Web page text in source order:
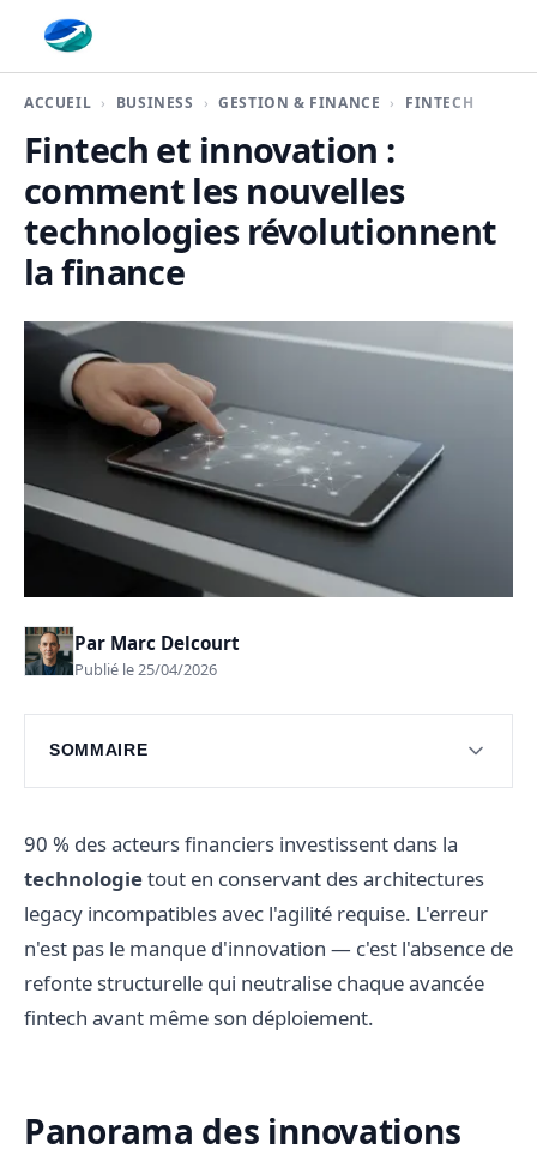
ACCUEIL BUSINESS GESTION & FINANCE FINTECH
Fintech et innovation :
comment les nouvelles
technologies révolutionnent
la finance
Par Marc Delcourt
Publié le 25/04/2026
SOMMAIRE
Panorama des innovations technologiques
Les acteurs émergents du secteur financier
Questions fréquentes
90 % des acteurs financiers investissent dans la
technologietout en conservant des architectures
legacy incompatibles avec l'agilité requise. L'erreur
n'est pas le manque d'innovation — c'est l'absence de
refonte structurelle qui neutralise chaque avancée
fintech avant même son déploiement.
Panorama des innovations